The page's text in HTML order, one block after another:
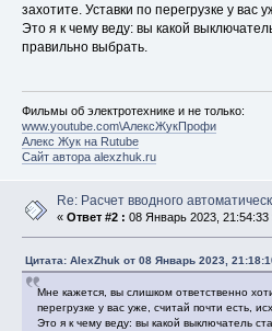
захотите. Уставки по перегрузке у вас
Это я к чему веду: вы какой
правильно выбрать.
Фильмы об электротехнике и не только:
www.youtube.com\АлексЖукПрофи
Алекс Жук на Rutube
Сайт автора alexzhuk.ru
Re: Расчет вводного
«Ответ #2 : 08 Январь 2023, 21:54:33
Цитата: AlexZhuk от 08 Январь 2023,
Мне кажется, вы слишком ответственно
перегрузке у вас уже, считай почти есть,
Это я к чему веду: вы какой выключатель